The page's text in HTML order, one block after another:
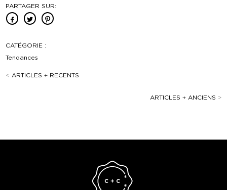
PARTAGER SUR:
CATÉGORIE :
Tendances
< ARTICLES + RECENTS
ARTICLES + ANCIENS >